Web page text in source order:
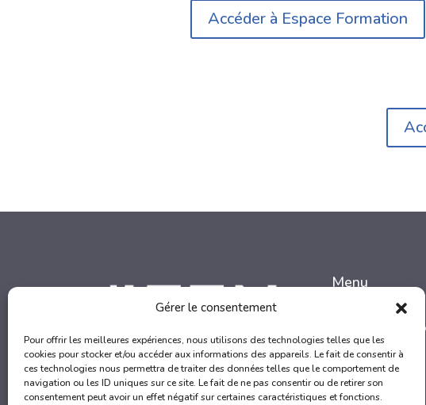
Gérer le consentement
Pour offrir les meilleures expériences, nous utilisons des technologies telles que les
cookies pour stocker et/ou accéder aux informations des appareils. Le fait de consentir à
ces technologies nous permettra de traiter des données telles que le comportement de
navigation ou les ID uniques sur ce site. Le fait de ne pas consentir ou de retirer son
consentement peut avoir un effet négatif sur certaines caractéristiques et fonctions.
Accéder à Espace Formation
Menu
Qui sommes-
Formations
La vie à l’IFEN
Contact